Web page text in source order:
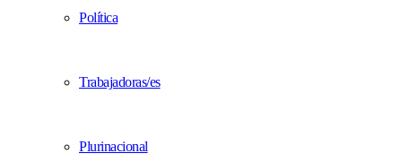
Política
Trabajadoras/es
Plurinacional